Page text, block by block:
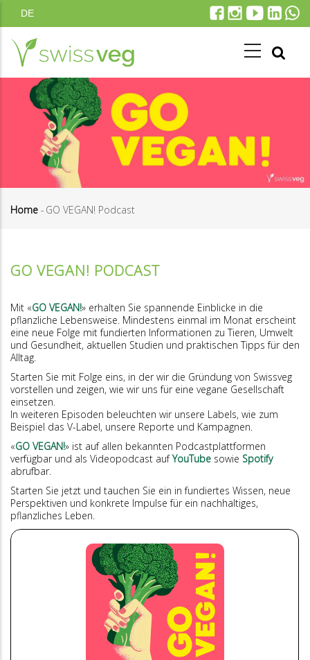
to
main
content
DE
Home - GO VEGAN! Podcast
GO VEGAN! PODCAST
Mit «GO VEGAN!» erhalten Sie spannende Einblicke in die
pflanzliche Lebensweise. Mindestens einmal im Monat erscheint
eine neue Folge mit fundierten Informationen zu Tieren, Umwelt
und Gesundheit, aktuellen Studien und praktischen Tipps für den
Alltag.
Starten Sie mit Folge eins, in der wir die Gründung von Swissveg
vorstellen und zeigen, wie wir uns für eine vegane Gesellschaft
einsetzen.
In weiteren Episoden beleuchten wir unsere Labels, wie zum
Beispiel das V-Label, unsere Reporte und Kampagnen.
«GO VEGAN!» ist auf allen bekannten Podcastplattformen
verfügbar und als Videopodcast aufYouTube sowie Spotify
abrufbar.
Starten Sie jetzt und tauchen Sie ein in fundiertes Wissen, neue
Perspektiven und konkrete Impulse für ein nachhaltiges,
pflanzliches Leben.